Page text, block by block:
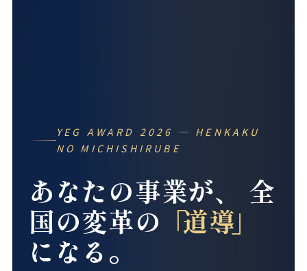
YEG AWARD 2026 — HENKAKU
NO MICHISHIRUBE
あなたの事業が、
全
国の変革の
道導
に なる。